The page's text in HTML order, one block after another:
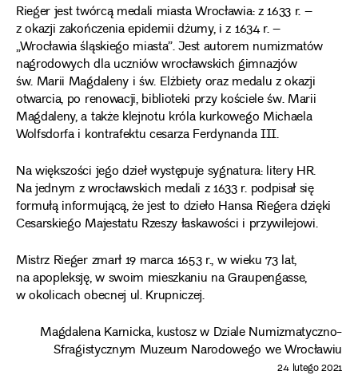
Rieger jest twórcą medali miasta Wrocławia: z 1633 r. –
z okazji zakończenia epidemii dżumy, i z 1634 r. –
„Wrocławia śląskiego miasta”. Jest autorem numizmatów
nagrodowych dla uczniów wrocławskich gimnazjów
św. Marii Magdaleny i św. Elżbiety oraz medalu z okazji
otwarcia, po renowacji, biblioteki przy kościele św. Marii
Magdaleny, a także klejnotu króla kurkowego Michaela
Wolfsdorfa i kontrafektu cesarza Ferdynanda III.
Na większości jego dzieł występuje sygnatura: litery HR.
Na jednym z wrocławskich medali z 1633 r. podpisał się
formułą informującą, że jest to dzieło Hansa Riegera dzięki
Cesarskiego Majestatu Rzeszy łaskawości i przywilejowi.
Mistrz Rieger zmarł 19 marca 1653 r., w wieku 73 lat,
na apopleksję, w swoim mieszkaniu na Graupengasse,
w okolicach obecnej ul. Krupniczej.
Magdalena Karnicka, kustosz w Dziale Numizmatyczno-
Sfragistycznym Muzeum Narodowego we Wrocławiu
24 lutego 2021